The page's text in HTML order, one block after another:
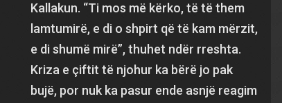
Kallakun. “Ti mos më kërko, të të them
lamtumirë, e di o shpirt që të kam mërzit,
e di shumë mirë”, thuhet ndër rreshta.
Kriza e çiftit të njohur ka bërë jo pak
bujë, por nuk ka pasur ende asnjë reagim